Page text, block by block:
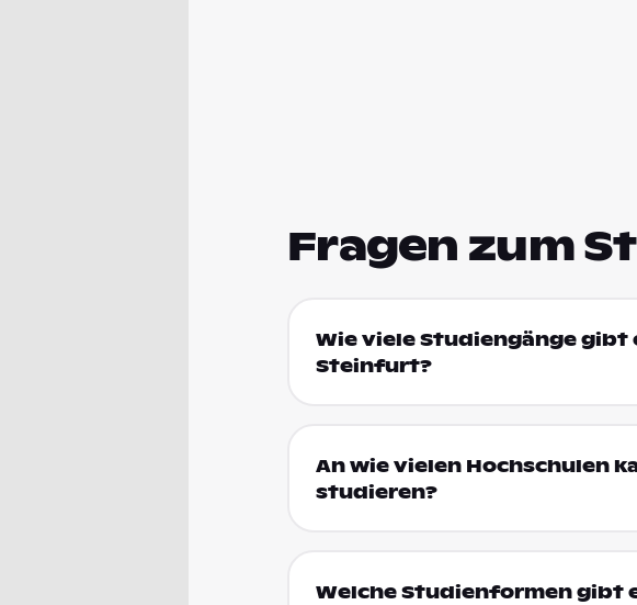
Fragen zum
Wie viele Studiengänge gibt
Steinfurt?
An wie vielen Hochschulen
studieren?
Welche Studienformen gibt